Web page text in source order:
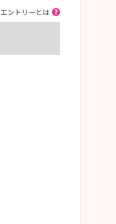
エントリーとは